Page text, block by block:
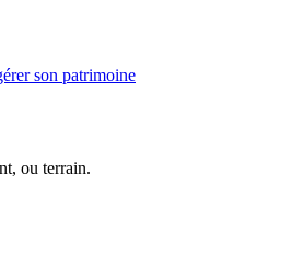
son patrimoine
ou terrain.